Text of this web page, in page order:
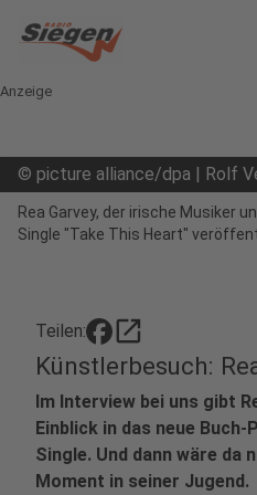
Anzeige
© picture alliance/dpa | Rolf
Rea Garvey, der irische Musiker
Single "Take This Heart"
Teilen: open_in_new
Künstlerbesuch:
Im Interview bei uns gibt
Einblick in das neue Buch-
Single. Und dann wäre da
Moment in seiner Jugend.